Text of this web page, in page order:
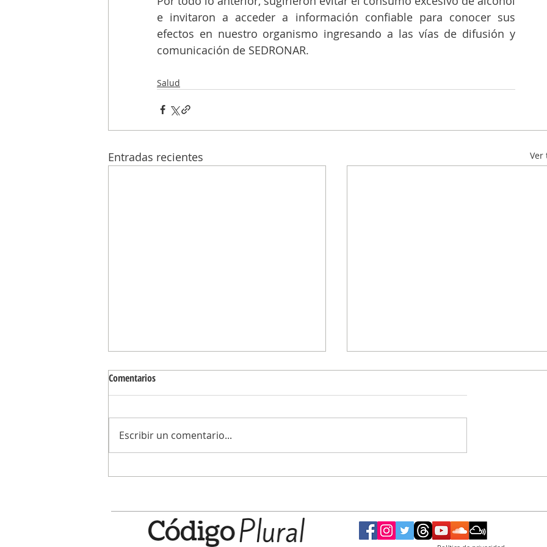
e invitaron a acceder a información confiable para conocer sus
efectos en nuestro organismo ingresando a las vías de difusión y
comunicación de SEDRONAR.
Salud
Entradas recientes Ver
la Lactancia Materna
equipamiento para fortalecer la atención
Comentarios
Escribir un comentario...